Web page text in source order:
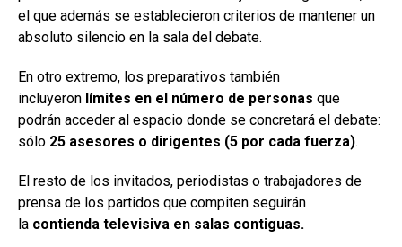
el que además se establecieron criterios de mantener un
absoluto silencio en la sala del debate.
En otro extremo, los preparativos también
incluyeron límites en el número de personas que
podrán acceder al espacio donde se concretará el debate:
sólo 25 asesores o dirigentes (5 por cada fuerza).
El resto de los invitados, periodistas o trabajadores de
prensa de los partidos que compiten seguirán
la contienda televisiva en salas contiguas.